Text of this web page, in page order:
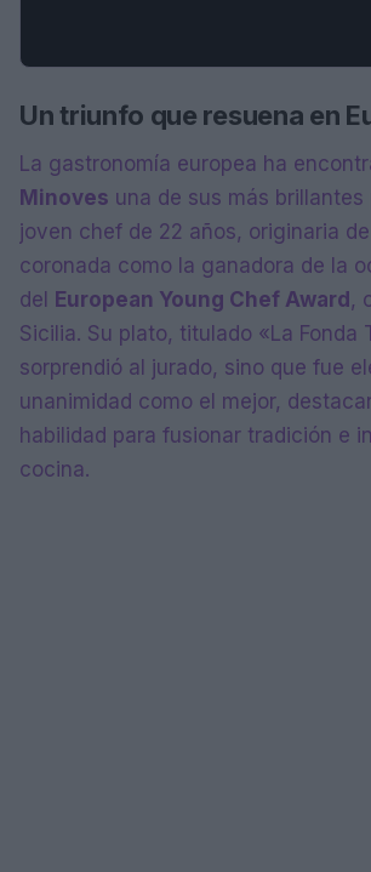
Un triunfo que resuena en
La gastronomía europea ha
Minoves una de sus más brillantes
joven chef de 22 años, originaria
coronada como la ganadora de la
del
European Young Chef Award ,
Sicilia. Su plato, titulado «La Fonda
sorprendió al jurado, sino que fue
unanimidad como el mejor,
habilidad para fusionar tradición e
cocina.